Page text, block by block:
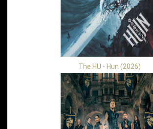
The HU - Hun (2026)